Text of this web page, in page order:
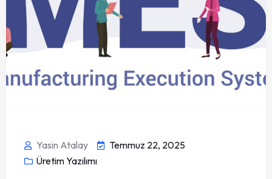
Yasin Atalay
Temmuz 22, 2025
Üretim Yazılımı